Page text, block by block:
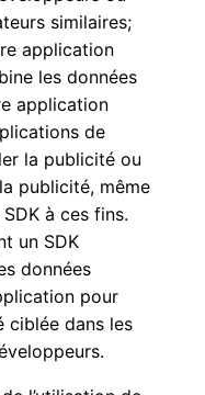
similaires;
application
les données
application
de
la publicité ou
publicité, même
à ces fins.
un SDK
données
pour
ciblée dans les